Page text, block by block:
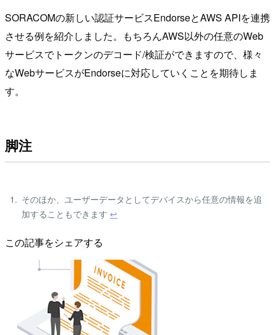
SORACOMの新しい認証サービスEndorseとAWS APIを連携
させる例を紹介しました。もちろんAWS以外の任意のWeb
サービスでトークンのデコード/検証ができますので、様々
なWebサービスがEndorseに対応していくことを期待しま
す。
脚注
そのほか、ユーザーデータとしてデバイスから任意の情報を追
加することもできます↩
この記事をシェアする